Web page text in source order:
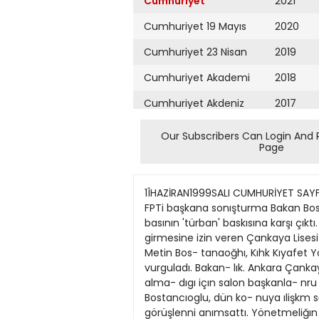
Cumhuriyet 19 Mayıs
Cumhuriyet 23 Nisan
Cumhuriyet Akademi
Cumhuriyet Akdeniz
Cumhuriyet Alışveriş
Cumhuriyet Ankara
Cumhuriyet Büyük
Taaruz
Cumhuriyet
Cumartesi
Cumhuriyet Çevre
2020
2019
2018
2017
2016
2015
2013
2012
2011
2010
2009
Our Subscribers Can Login And
Page
1ÎHAZİRAN1999SALI CUMHURİYET SAYFA HABERLER Samandıra'da 'şeriat mahkemesi' kurulduğuna ilişkin iddialar savcılığı harekete geçirdi FPTi başkana sonışturma Bakan Bostancıoglu 'Herkes sınavda da yönetmeliğe uymak zorunda' • Milli Eğitim Bakanı Bostancıoglu, irticai basının 'türban' baskısına karşı çıktı. Bostancıoglu, tûrbanh öğrencilerin Örtaöğretim Kurumlan Seçme ve Yerleştirme Sınavı'na girmesine izin veren Çankaya Lisesi Mûdürü Ali Öztûrk hakkında sonışturma başlattı. ANKARA (Curahu- ri>etBürosu)-Millı Eği- tım Bakanı Metin Bos- tanaoğhı, Kıhk Kıyafet Yönetmelığı'nin sınav- larda da uygulanmak zo- runda olduğunu, buna herkesin uyması gerekti- ğini vurguladı. Bakan- lık. Ankara Çankaya Li- sesı'nde türbanh öğren- cileri Ortaögretim Ku- rumlan Seçme ve Yer- leştirme Sınavı'na alma- dıgı içın salon başkanla- nru görevlennden çeken Çankaya Lisesi Müdûrü AJi Öztûrk hakkında so- nışturma başlatıyor. Bostancıoglu, dün ko- nuya ılişkm sorular üze- rine, TBMM plan ve bütçe görüşmelen sıra- sında Kılık Kıyafet Yö- netmeliği hakkındaki görüşlenni anımsattı. Yönetmeliğın Milli Eğı- hm Bakanhğı kurumla- nnda öğrenim gören tûm öğrencıleri kapsadı- ğını anlatan Bostancıog- lu, "Buna herkes uymak zorunda. Aksidüşünüte- mez'* dedı. Eğıtım Tek- nolojılen Genel Müdürii Ruhi Esirgen, sınavın uygulanmasından ıl mil- li eğitim müdürlennin, sorumlu olduğunu, tür- ban konusundaki yasal mevzuatm ise çok açık olduğunu söyledi. Ankara'da sınav sıra- sında tûrbanlı öğrenciyi sınava almayan ve Kılık Kıyafet Yönetmeliği'ni uygulayan 2 salon baş- kanı, Çankaya Lisesi Müdürü Alı Oztürk ta- rafından görevlerinden çekilmişti. Olayı protesto eden diğer salon baskanlan da görevlerinden çekılince, sınava Eğitim Teknolojı- leri Genel Müdürlüğü tarafindan behrlenen gö- revliler yerine, okulun müdür yardımcılan gır- mışti. Olayı kınayan dı- ğer 10 görev h öğretmen de olayı tutanakJa kayda geçirmıştı. İrticai basının tepkisı, küçük kızlann kökten- dinci gırişünler ıçin kul- lanıldığını gösterdi. Ge- rici gruplar ve Malzum- Der'li avukatlann okul- lann kapısında olayı yönlendırmeleri dikkat çekti. Köktendincı basın. bu olay ûzerine dün laik yetküileri hedef göster- di. İstanbul HaberServisi-Kartal Cum- hunyet Savcılığı, Samandıra Beledı- yesı'nde "şeriat mahkemesi" kurul- duğuna ilişkin iddialar üzerine soruş- turma başlattı. "Mert Haber" adlı ye- rel gazetede yayımlanan bir haberde. Samandıra Belediyesı'nde şeriat mah- kemesi kurulduğu öne sürülmüştü. Hakkında soruşturma başlatılan FP'li başkan Abdullab Bayram. ihalede